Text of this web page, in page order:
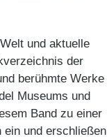
und aktuelle
der
berühmte Werke
Museums und
Band zu einer
ein und erschließen